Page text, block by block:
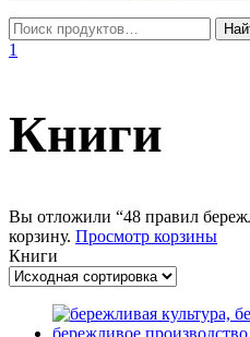
1
Книги
Вы отложили “48 правил
корзину. Просмотр корзины
Книги